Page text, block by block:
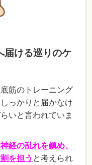
届ける巡りのケ
筋のトレーニング
っかりと届かなけ
いと言われていま
経の乱れを鎮め、
を担う と考えられ